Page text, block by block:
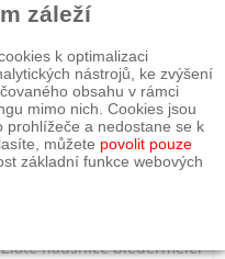
Zlaté náušnice biedermeier
záleží
k optimalizaci
nástrojů, ke zvýšení
obsahu v rámci
mimo nich. Cookies jsou
prohlížeče a nedostane se k
můžete povolit pouze
základní funkce webových